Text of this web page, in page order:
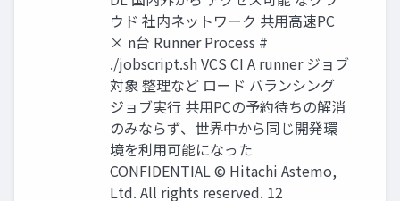
ウド 社内ネットワーク 共用高速PC
× n台 Runner Process #
./jobscript.sh VCS CI A runner ジョブ
対象 整理など ロード バランシング
ジョブ実行 共用PCの予約待ちの解消
のみならず、世界中から同じ開発環
境を利用可能になった
CONFIDENTIAL © Hitachi Astemo,
Ltd. All rights reserved. 12